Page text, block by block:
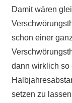
Damit wären
schon einer
dann wirklich so
setzen zu